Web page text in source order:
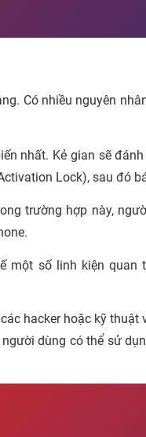
Có nhiều nguyên
nhất. Kẻ gian sẽ
Lock), sau đó
trường hợp này,
một số linh kiện quan
hacker hoặc kỹ
dùng có thể sử